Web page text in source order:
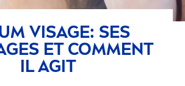
VISAGE: SES
ET COMMENT
IL AGIT